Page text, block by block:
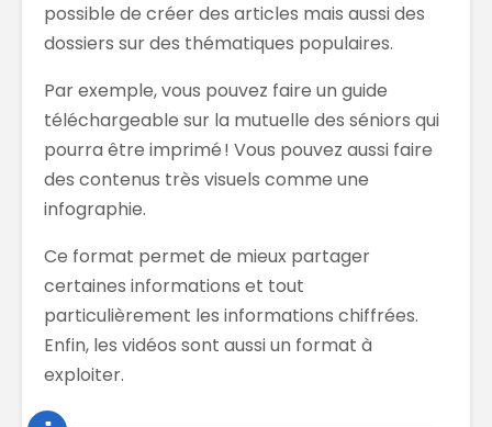
possible de créer des articles mais aussi des
dossiers sur des thématiques populaires.
Par exemple, vous pouvez faire un guide
téléchargeable sur la mutuelle des séniors qui
pourra être imprimé ! Vous pouvez aussi faire
des contenus très visuels comme une
infographie.
Ce format permet de mieux partager
certaines informations et tout
particulièrement les informations chiffrées.
Enfin, les vidéos sont aussi un format à
exploiter.